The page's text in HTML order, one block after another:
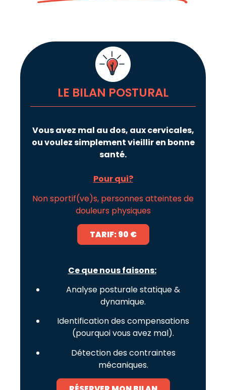
LE BILAN POSTURAL
Vous avez mal au dos, aux cervicales,
ou voulez simplement vieillir en bonne
santé.
Pour qui?
Non sportif(ve)s, personnes atteintes de
douleurs physiques
TARIF: 90 €
Ce que nous faisons:
Analyse posturale statique &
dynamique.
Identification des compensations
(pourquoi vous avez mal).
Détection des contraintes
mécaniques.